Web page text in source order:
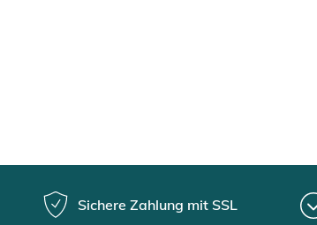
Sichere Zahlung mit SSL